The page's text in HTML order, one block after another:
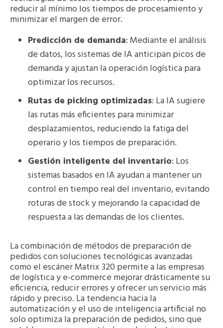
reducir al mínimo los tiempos de procesamiento y
minimizar el margen de error.
Predicción de demanda: Mediante el análisis
de datos, los sistemas de IA anticipan picos de
demanda y ajustan la operación logística para
optimizar los recursos.
Rutas de picking optimizadas: La IA sugiere
las rutas más eficientes para minimizar
desplazamientos, reduciendo la fatiga del
operario y los tiempos de preparación.
Gestión inteligente del inventario: Los
sistemas basados en IA ayudan a mantener un
control en tiempo real del inventario, evitando
roturas de stock y mejorando la capacidad de
respuesta a las demandas de los clientes.
La combinación de métodos de preparación de
pedidos con soluciones tecnológicas avanzadas
como el escáner Matrix 320 permite a las empresas
de logística y e-commerce mejorar drásticamente su
eficiencia, reducir errores y ofrecer un servicio más
rápido y preciso. La tendencia hacia la
automatización y el uso de inteligencia artificial no
solo optimiza la preparación de pedidos, sino que